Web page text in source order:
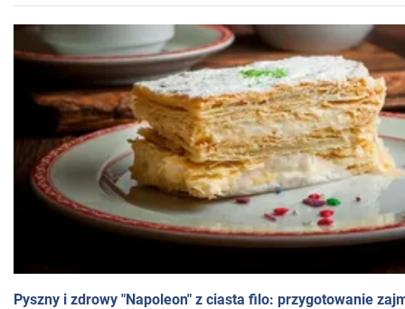
Pyszny i zdrowy "Napoleon" z ciasta filo: przygotowanie